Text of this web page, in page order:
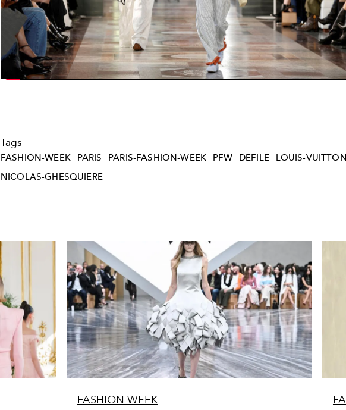
Video
Tags
FASHION-WEEK PARIS PARIS-FASHION-WEEK PFW DEFILE
LOUIS-VUITTON
NICOLAS-GHESQUIERE
FASHION WEEK